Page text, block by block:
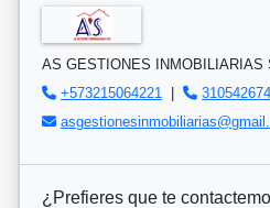
AS GESTIONES INMOBILIARIAS
+573215064221
|
¿Prefieres que te